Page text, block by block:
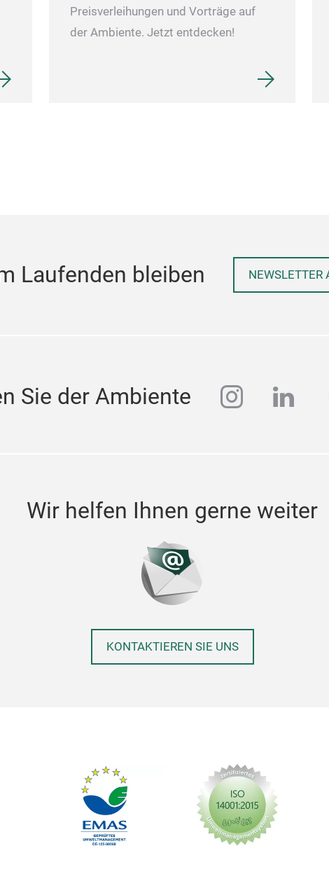
Preisverleihungen und Vorträge auf
der Ambiente. Jetzt entdecken!
Laufenden bleiben NEWSLETTER
Sie der Ambiente
Wir helfen Ihnen gerne weiter
KONTAKTIEREN SIE UNS